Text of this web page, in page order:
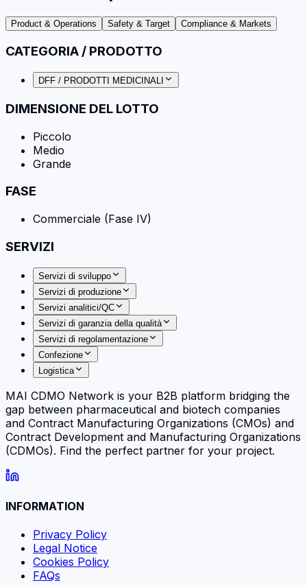
Product & Operations Safety & Target Compliance & Markets
CATEGORIA / PRODOTTO
DFF / PRODOTTI MEDICINALI
DIMENSIONE DEL LOTTO
Piccolo
Medio
Grande
FASE
Commerciale (Fase IV)
SERVIZI
Servizi di sviluppo
Servizi di produzione
Servizi analitici/QC
Servizi di garanzia della qualità
Servizi di regolamentazione
Confezione
Logistica
MAI CDMO Network is your B2B platform bridging the
gap between pharmaceutical and biotech companies
and Contract Manufacturing Organizations (CMOs) and
Contract Development and Manufacturing Organizations
(CDMOs). Find the perfect partner for your project.
INFORMATION
Privacy Policy
Legal Notice
Cookies Policy
FAQs